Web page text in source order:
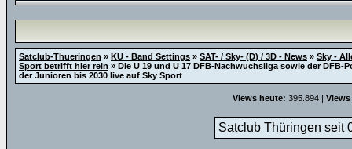
Satclub-Thueringen » KU - Band Settings » SAT- / Sky- (D) / 3D - News » Sky -
Sport betrifft hier rein » Die U 19 und U 17 DFB-Nachwuchsliga sowie der DFB-
der Junioren bis 2030 live auf Sky Sport
Views heute: 395.894 |
Satclub Thüringen seit